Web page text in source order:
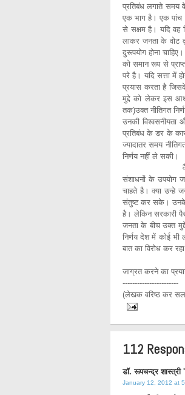
प्रतिबंध लगाते समय
एक भाग है। एक पांच
से सक्षम है। यदि वह
लाकर जनता के वोट
दुरूपयोग होना
को समान रूप से
परे है। यदि सत्ता में
प्रयास करता है
मुद्दे को लेकर इस
तक)उक्त नीतिगत
उनकी
प्रतिबंध के डर के
ज्यादातर समय
निर्णय नहीं ले सकी।
वैसे भी एक चुनी
संशाधनों के उपयोग
चाहते है। क्या उन्हे
संतुष्ट कर सके। उनके
है। लेकिन सरकारी
जनता के बीच उक्त
निर्णय देश में कोई भी
बात का विरोध कर
अंत में निर्णय
जाग्रत करने का
-----------------------
(लेखक वरिष्ठ कर
112
डॉ. रूपचन्द्र
January 12, 2012 at